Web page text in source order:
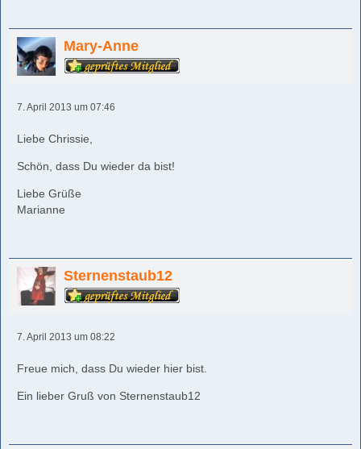
Mary-Anne
7. April 2013 um 07:46
Liebe Chrissie,
Schön, dass Du wieder da bist!
Liebe Grüße
Marianne
Sternenstaub12
7. April 2013 um 08:22
Freue mich, dass Du wieder hier bist.
Ein lieber Gruß von Sternenstaub12